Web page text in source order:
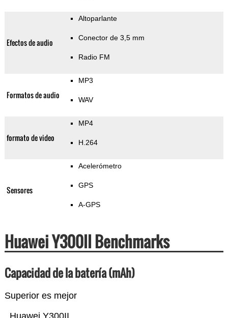
Efectos de audio
Altoparlante
Conector de 3,5 mm
Radio FM
Formatos de audio
MP3
WAV
formato de video
MP4
H.264
Sensores
Acelerómetro
GPS
A-GPS
Huawei Y300II Benchmarks
Capacidad de la batería (mAh)
Superior es mejor